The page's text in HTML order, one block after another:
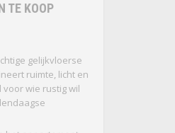
TE KOOP
gelijkvloerse
ruimte, licht en
wie rustig wil